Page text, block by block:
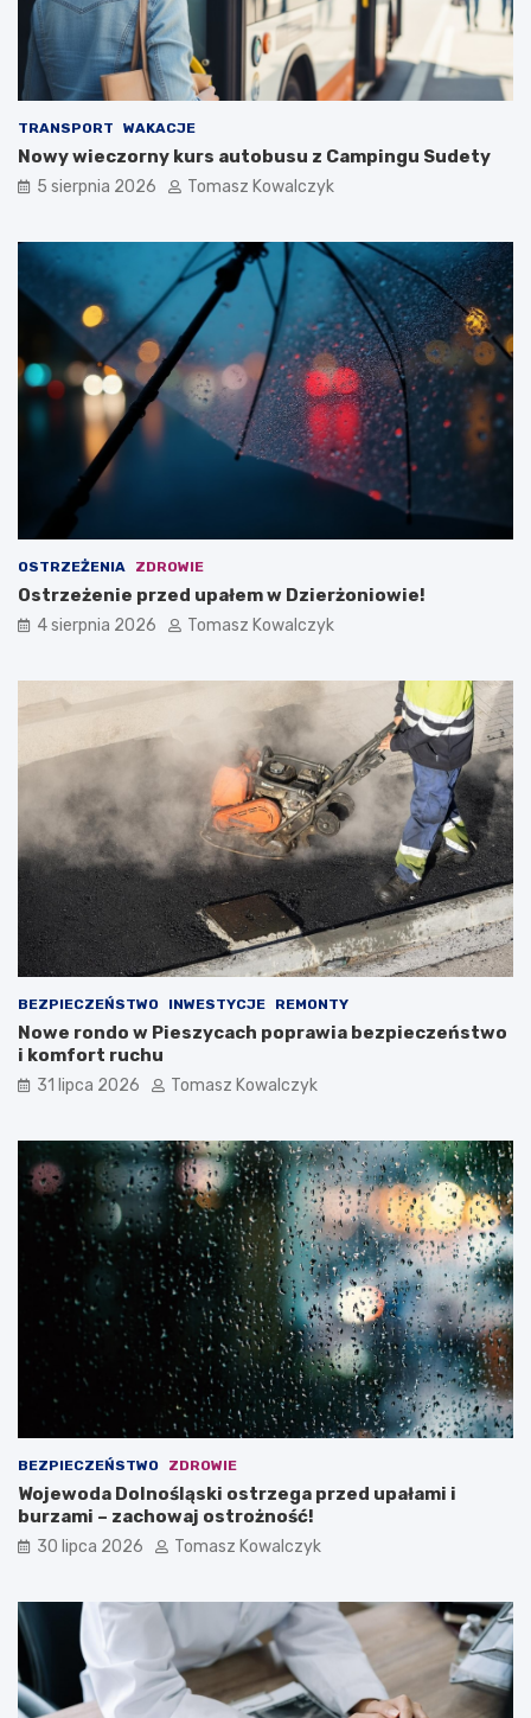
TRANSPORT WAKACJE
Nowy wieczorny kurs autobusu z Campingu Sudety
5 sierpnia 2026 Tomasz Kowalczyk
OSTRZEŻENIA ZDROWIE
Ostrzeżenie przed upałem w Dzierżoniowie!
4 sierpnia 2026 Tomasz Kowalczyk
BEZPIECZEŃSTWO INWESTYCJE REMONTY
Nowe rondo w Pieszycach poprawia bezpieczeństwo
i komfort ruchu
31 lipca 2026 Tomasz Kowalczyk
BEZPIECZEŃSTWO ZDROWIE
Wojewoda Dolnośląski ostrzega przed upałami i
burzami – zachowaj ostrożność!
30 lipca 2026 Tomasz Kowalczyk